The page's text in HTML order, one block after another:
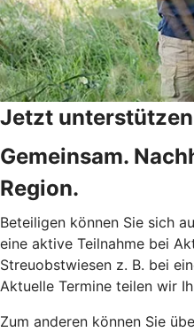
Jetzt
Gemeinsam.
Region.
Beteiligen können Sie sich
eine aktive Teilnahme bei
Streuobstwiesen z. B. bei
Aktuelle Termine teilen wir
Zum anderen können Sie